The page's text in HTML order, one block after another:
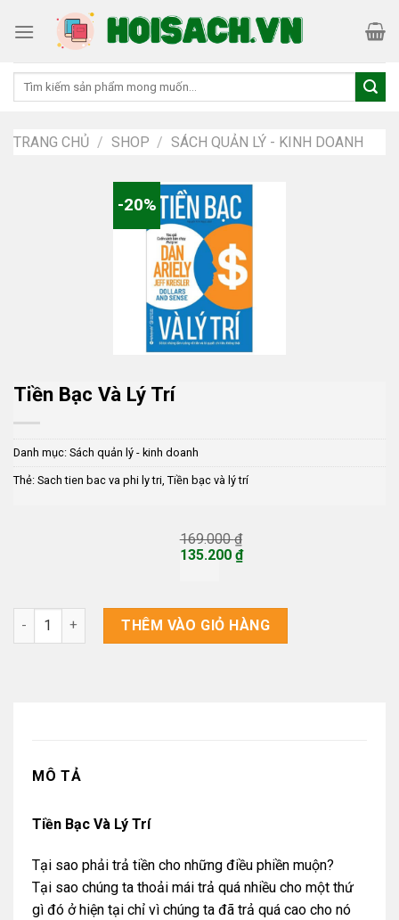
Tìm
TRANG CHỦ / SHOP / SÁCH QUẢN LÝ - KINH DOANH
-20%
Tiền Bạc Và Lý Trí
Danh mục: Sách quản lý - kinh doanh
Thẻ: Sach tien bac va phi ly tri, Tiền bạc và lý trí
169.000₫
Giá
135.200 ₫
là:
135.200 ₫.
Tiền Bạc Và Lý Trí số lượngTHÊM VÀO GIỎ HÀNG
MÔ TẢ
Tiền Bạc Và Lý Trí
Tại sao phải trả tiền cho những điều phiền muộn?
Tại sao chúng ta thoải mái trả quá nhiều cho một thứ
gì đó ở hiện tại chỉ vì chúng ta đã trả quá cao cho nó